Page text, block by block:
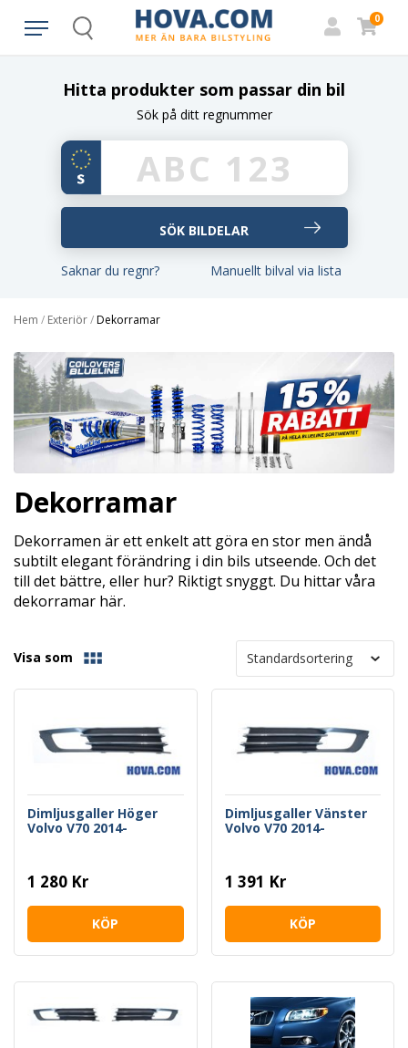
Search
0
Hitta produkter som passar din bil
Sök på ditt regnummer
Saknar du regnr? Manuellt bilval via lista
Hem / Exteriör/Dekorramar
Dekorramar
Dekorramen är ett enkelt att göra en stor men ändå
subtilt elegant förändring i din bils utseende. Och det
till det bättre, eller hur? Riktigt snyggt. Du hittar våra
dekorramar här.
Visa som
Dimljusgaller Höger
Volvo V70 2014-
1 280 Kr
KÖP
Dimljusgaller Vänster
Volvo V70 2014-
1 391 Kr
KÖP